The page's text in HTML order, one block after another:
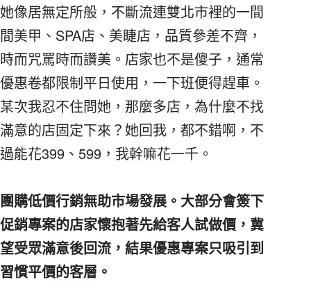
她像居無定所般，不斷流連雙北市裡的一間
間美甲、SPA店、美睫店，品質參差不齊，
時而咒罵時而讚美。店家也不是傻子，通常
優惠卷都限制平日使用，一下班便得趕車。
某次我忍不住問她，那麼多店，為什麼不找
滿意的店固定下來？她回我，都不錯啊，不
過能花399、599，我幹嘛花一千。
團購低價行銷無助市場發展。大部分會簽下
促銷專案的店家懷抱著先給客人試做價，冀
望受眾滿意後回流，結果優惠專案只吸引到
習慣平價的客層。